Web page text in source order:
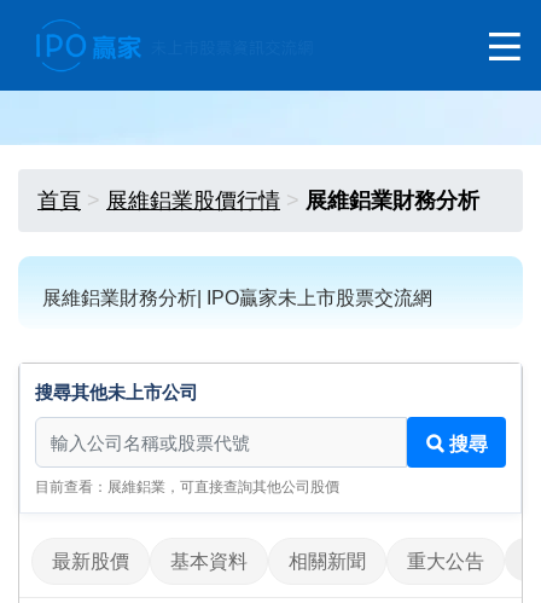
首頁 展維鋁業股價行情 展維鋁業財務分析
展維鋁業財務分析| IPO贏家未上市股票交流網
搜尋其他未上市公司
搜尋其他未上市公司
搜尋
目前查看：展維鋁業，可直接查詢其他公司股價
最新股價 基本資料 相關新聞 重大公告